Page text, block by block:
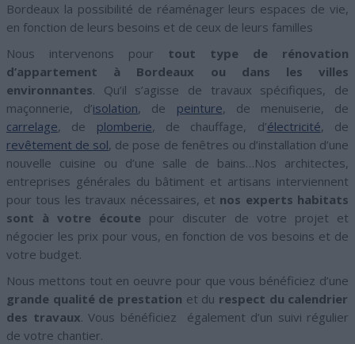
Bordeaux la possibilité de réaménager leurs espaces de vie,
en fonction de leurs besoins et de ceux de leurs familles
Nous intervenons pour tout type de rénovation
d’appartement à Bordeaux ou dans les villes
environnantes. Qu’il s’agisse de travaux spécifiques, de
maçonnerie, d’isolation, de peinture, de menuiserie, de
carrelage, de plomberie, de chauffage, d’électricité, de
revêtement de sol, de pose de fenêtres ou d’installation d’une
nouvelle cuisine ou d’une salle de bains…Nos architectes,
entreprises générales du bâtiment et artisans interviennent
pour tous les travaux nécessaires, et nos experts habitats
sont à votre écoute pour discuter de votre projet et
négocier les prix pour vous, en fonction de vos besoins et de
votre budget.
Nous mettons tout en oeuvre pour que vous bénéficiez d’une
grande qualité de prestation et du respect du calendrier
des travaux. Vous bénéficiez également d’un suivi régulier
de votre chantier.